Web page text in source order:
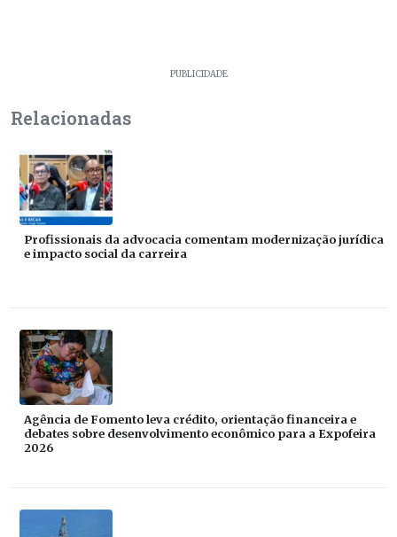
PUBLICIDADE
Relacionadas
Profissionais da advocacia comentam modernização jurídica
e impacto social da carreira
Agência de Fomento leva crédito, orientação financeira e
debates sobre desenvolvimento econômico para a Expofeira
2026